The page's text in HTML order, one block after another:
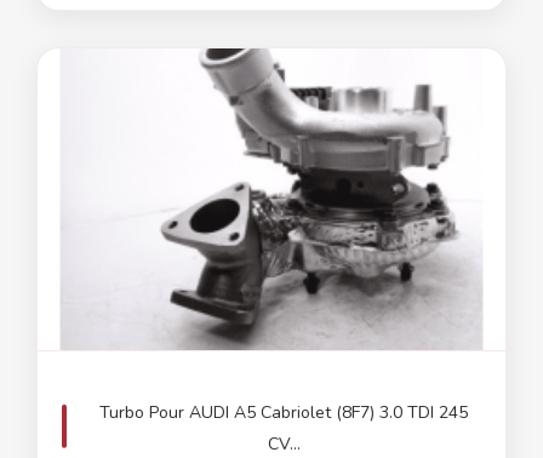
Turbo Pour AUDI A5 Cabriolet (8F7) 3.0 TDI 245
CV...